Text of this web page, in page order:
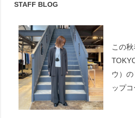
STAFF BLOG
この
ウ）
ップ